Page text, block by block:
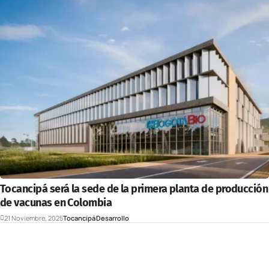
Tocancipá será la sede de la primera planta de producción
de vacunas en Colombia
21 Noviembre, 2025TocancipáDesarrollo